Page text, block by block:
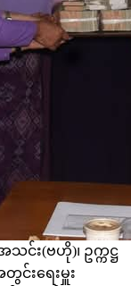
င်း(ဗဟို)၊ ဥက္ကဋ္ဌ
တွင်းရေးမှူး